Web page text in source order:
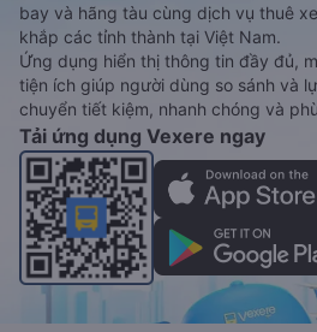
bay và hãng tàu cùng dịch vụ thuê
khắp các tỉnh thành tại Việt Nam.
Ứng dụng hiển thị thông tin đầy đủ,
tiện ích giúp người dùng so sánh và
chuyển tiết kiệm, nhanh chóng và
Tải ứng dụng Vexere ngay